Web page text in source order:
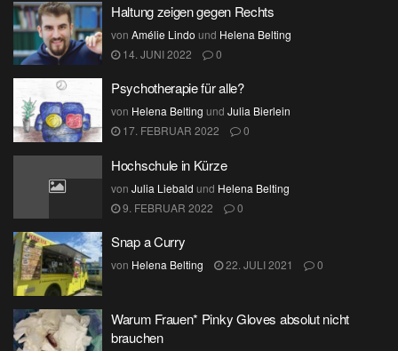
Haltung zeigen gegen Rechts
von Amélie Lindo und Helena Belting
14. JUNI 2022
0
Psychotherapie für alle?
von Helena Belting und Julia Bierlein
17. FEBRUAR 2022
0
Hochschule in Kürze
von Julia Liebald und Helena Belting
9. FEBRUAR 2022
0
Snap a Curry
von Helena Belting 22. JULI 2021 0
Warum Frauen* Pinky Gloves absolut nicht
brauchen